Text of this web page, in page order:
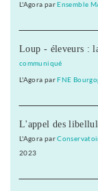
L'Agora parEnsemble
Loup - éleveurs :
communiqué
L'Agora parFNE
L'appel des
L'Agora par
2023